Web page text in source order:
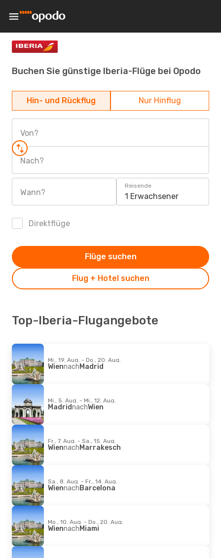
Buchen Sie günstige Iberia-Flüge bei Opodo
Hin- und Rückflug Nur Hinflug
Von?
Nach?
Wann?
Reisende
1 Erwachsener
Direktflüge
Flug + Hotel suchen
Flüge suchen
Top-Iberia-Flugangebote
Mi., 19. Aug. - Do., 20. Aug.
WiennachMadrid
Mi., 5. Aug. - Mi., 12. Aug.
MadridnachWien
Fr., 7. Aug. - Sa., 15. Aug.
WiennachMarrakesch
Sa., 8. Aug. - Fr., 14. Aug.
WiennachBarcelona
Mo., 10. Aug. - Do., 20. Aug.
WiennachMiami